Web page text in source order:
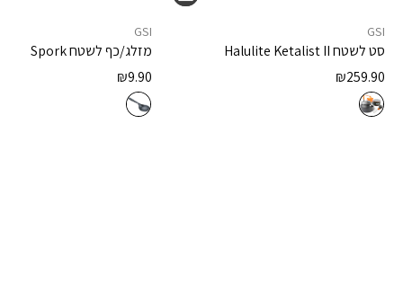
GSI
סט לשטחHalulite Ketalist II
₪259.90
GSI
מזלג/כף לשטחSpork
₪9.90